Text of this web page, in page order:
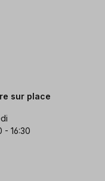
sur place
- 16:30